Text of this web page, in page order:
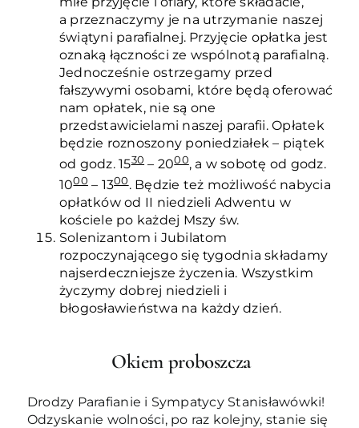
a przeznaczymy je na utrzymanie naszej
świątyni parafialnej. Przyjęcie opłatka jest
oznaką łączności ze wspólnotą parafialną.
Jednocześnie ostrzegamy przed
fałszywymi osobami, które będą oferować
nam opłatek, nie są one
przedstawicielami naszej parafii. Opłatek
będzie roznoszony poniedziałek – piątek
od godz. 1530 – 2000, a w sobotę od godz.
1000– 1300. Będzie też możliwość nabycia
opłatków od II niedzieli Adwentu w
kościele po każdej Mszy św.
Solenizantom i Jubilatom
rozpoczynającego się tygodnia składamy
najserdeczniejsze życzenia. Wszystkim
życzymy dobrej niedzieli i
błogosławieństwa na każdy dzień.
Okiem proboszcza
Drodzy Parafianie i Sympatycy Stanisławówki!
Odzyskanie wolności, po raz kolejny, stanie się